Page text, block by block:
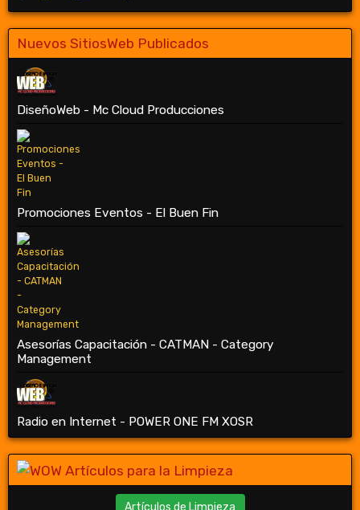
Nuevos SitiosWeb Publicados
DiseñoWeb - Mc Cloud Producciones
Promociones Eventos - El Buen Fin
Asesorías Capacitación - CATMAN - Category
Management
Radio en Internet - POWER ONE FM XOSR
Artículos de Limpieza